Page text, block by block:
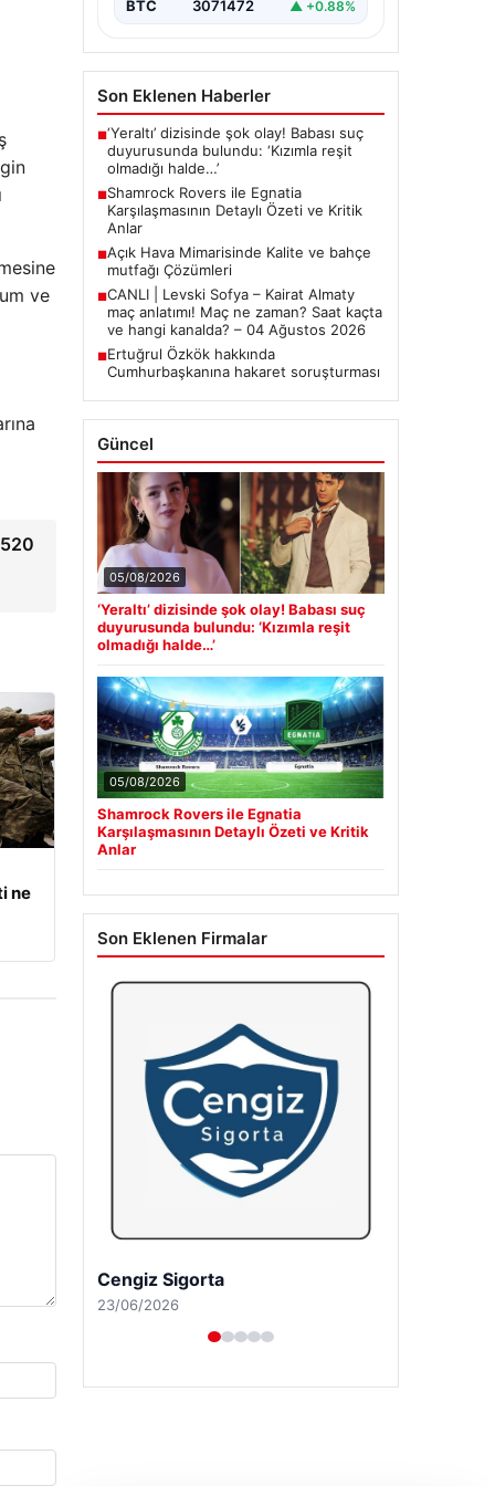
ve
ne
BTC 3071472 ▲ +0.88%
Son Eklenen Haberler
■‘Yeraltı’ dizisinde şok olay! Babası suç
duyurusunda bulundu: ‘Kızımla reşit
olmadığı halde…’
■Shamrock Rovers ile Egnatia
Karşılaşmasının Detaylı Özeti ve Kritik
Anlar
■Açık Hava Mimarisinde Kalite ve bahçe
mutfağı Çözümleri
■CANLI | Levski Sofya – Kairat Almaty
maç anlatımı! Maç ne zaman? Saat kaçta
ve hangi kanalda? – 04 Ağustos 2026
■Ertuğrul Özkök hakkında
Cumhurbaşkanına hakaret soruşturması
Güncel
05/08/2026
‘Yeraltı’ dizisinde şok olay! Babası suç
duyurusunda bulundu: ‘Kızımla reşit
olmadığı halde…’
05/08/2026
Shamrock Rovers ile Egnatia
Karşılaşmasının Detaylı Özeti ve Kritik
Anlar
Son Eklenen Firmalar
Cengiz Sigorta
23/06/2026